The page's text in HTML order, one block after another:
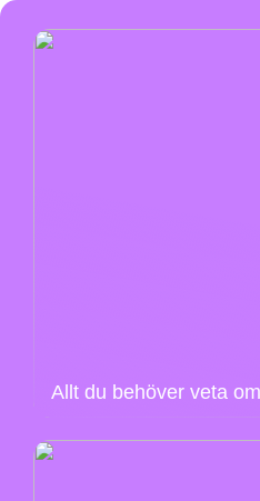
Allt du behöver veta